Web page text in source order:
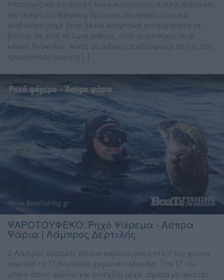
Υποστηρίζουν ότι επειδή δεν κυκλοφορούν πολλοί άνθρωποι
και σκάφη στη θάλασσα, βρίσκουν την ηρεμία τους και
ανεβαίνουν ρηχά. Είναι δε και εξαιρετικά πιο ευχάριστο να
βουτάς σε αυτή τη ζώνη βάθους, όταν οι συνθήκες είναι
κάπως δύσκολες. Αυτές οι σκέψεις συντρόφευαν το νου στις
προσπάθειές μου στη […]
ΨΑΡΟΤΟΥΦΕΚΟ: Ρηχό Ψάρεµα - Άσπρα
Ψάρια | Λάµπρος ∆ερτιλής
Ο Λάµπρος ∆ερτιλής έπιασε ψαρότουφεκο στα 9 του χρόνια,
ενώ από τα 11 βουτούσε χειµώνα- καλοκαίρι. Στα 17 του
µπήκε στους αγώνες και συνεχίζει µέχρι σήµερα µε αρκετές